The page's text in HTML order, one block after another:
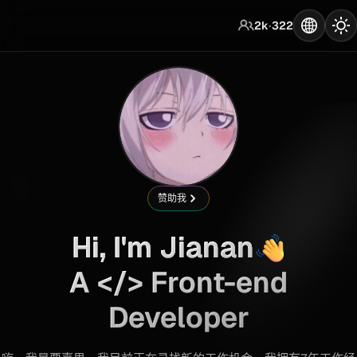
2k·322
赞助我
Hi, I'm Jianan
A </> Front-end
Developer